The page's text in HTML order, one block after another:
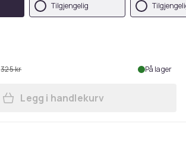
Tilgjengelig
325 kr På lager
Legg Disney Womens/
Legg i handlekurv